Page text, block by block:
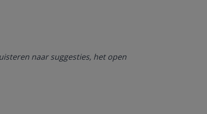
naar suggesties, het open